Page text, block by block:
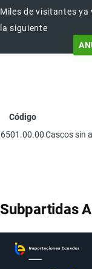
Miles de visitantes ya
la siguiente
Código
6501.00.00Cascos sin
Subpartidas